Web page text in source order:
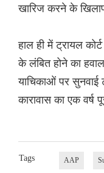
खारिज करने के
हाल ही में ट्रायल
के लंबित होने का
याचिकाओं पर सुनवाई
कारावास का एक वर्ष
Tags AAP